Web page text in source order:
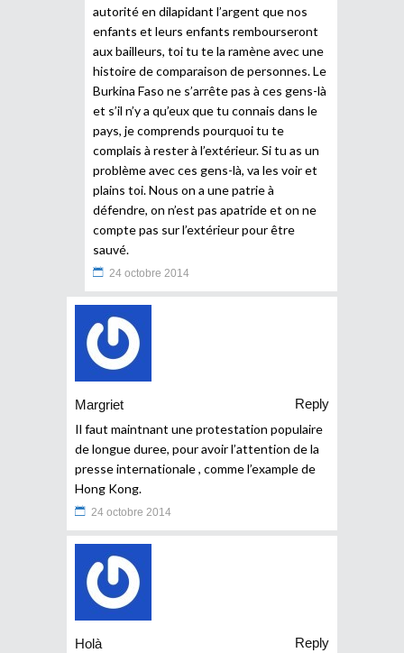
autorité en dilapidant l’argent que nos
enfants et leurs enfants rembourseront
aux bailleurs, toi tu te la ramène avec une
histoire de comparaison de personnes. Le
Burkina Faso ne s’arrête pas à ces gens-là
et s’il n’y a qu’eux que tu connais dans le
pays, je comprends pourquoi tu te
complais à rester à l’extérieur. Si tu as un
problème avec ces gens-là, va les voir et
plains toi. Nous on a une patrie à
défendre, on n’est pas apatride et on ne
compte pas sur l’extérieur pour être
sauvé.
24 octobre 2014
Margriet
Reply
Il faut maintnant une protestation populaire
de longue duree, pour avoir l’attention de la
presse internationale , comme l’example de
Hong Kong.
24 octobre 2014
Holà
Reply